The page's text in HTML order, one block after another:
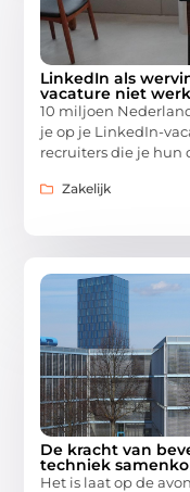
LinkedIn als
vacature niet
10 miljoen
je op je LinkedIn-
recruiters die je hun
Zakelijk
De kracht van
techniek
Het is laat op de